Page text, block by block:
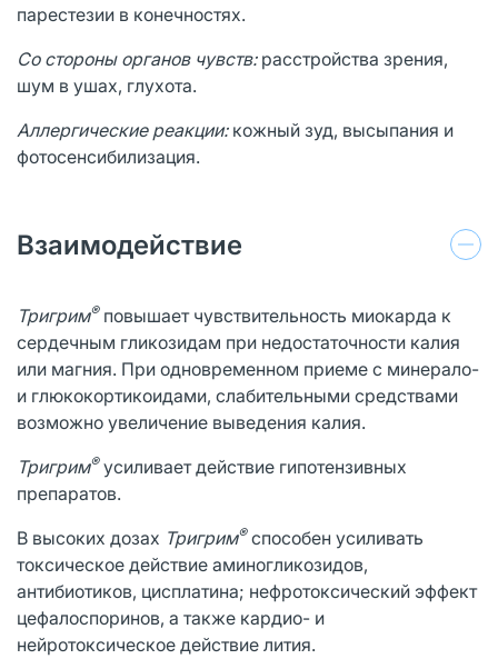
парестезии в конечностях.
Со стороны органов чувств: расстройства зрения,
шум в ушах, глухота.
Аллергические реакции:кожный зуд, высыпания и
фотосенсибилизация.
Взаимодействие
Тригрим®повышает чувствительность миокарда к
сердечным гликозидам при недостаточности калия
или магния. При одновременном приеме с минерало-
и глюкокортикоидами, слабительными средствами
возможно увеличение выведения калия.
Тригрим®усиливает действие гипотензивных
препаратов.
В высоких дозах Тригрим®способен усиливать
токсическое действие аминогликозидов,
антибиотиков, цисплатина; нефротоксический эффект
цефалоспоринов, а также кардио- и
нейротоксическое действие лития.